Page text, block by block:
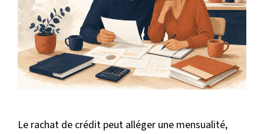
Le rachat de crédit peut alléger une mensualité,